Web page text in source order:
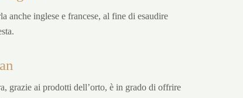
anche inglese e francese, al fine di esaudire
grazie ai prodotti dell’orto, è in grado di offrire